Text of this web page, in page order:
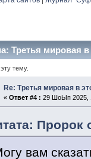
Третья мировая
тему.
Re: Третья мировая в
« Ответ #4 : 29 ШоЫп 2025,
Пророк
вам